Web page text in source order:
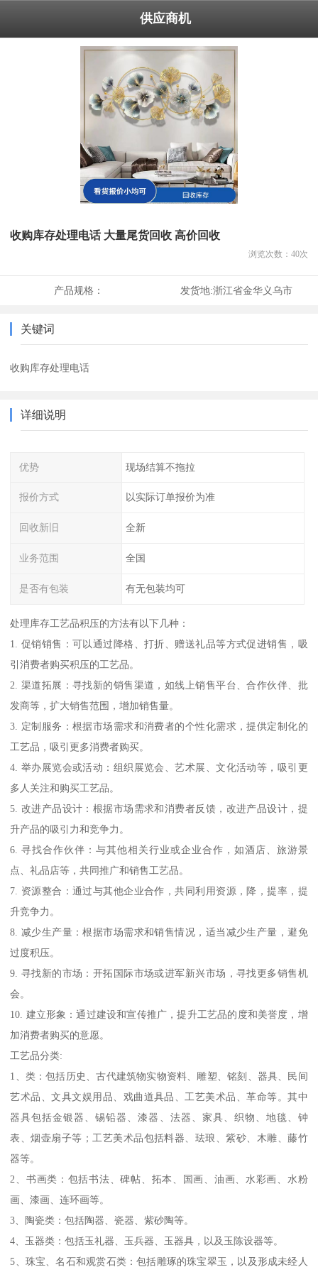
供应商机
收购库存处理电话 大量尾货回收 高价回收
浏览次数： 40次
产品规格： 发货地:浙江省金华义乌市
关键词
收购库存处理电话
详细说明
优势 现场结算不拖拉
报价方式 以实际订单报价为准
回收新旧 全新
业务范围 全国
是否有包装 有无包装均可
处理库存工艺品积压的方法有以下几种：
1. 促销销售：可以通过降格、打折、赠送礼品等方式促进销售，吸
引消费者购买积压的工艺品。
2. 渠道拓展：寻找新的销售渠道，如线上销售平台、合作伙伴、批
发商等，扩大销售范围，增加销售量。
3. 定制服务：根据市场需求和消费者的个性化需求，提供定制化的
工艺品，吸引更多消费者购买。
4. 举办展览会或活动：组织展览会、艺术展、文化活动等，吸引更
多人关注和购买工艺品。
5. 改进产品设计：根据市场需求和消费者反馈，改进产品设计，提
升产品的吸引力和竞争力。
6. 寻找合作伙伴：与其他相关行业或企业合作，如酒店、旅游景
点、礼品店等，共同推广和销售工艺品。
7. 资源整合：通过与其他企业合作，共同利用资源，降，提率，提
升竞争力。
8. 减少生产量：根据市场需求和销售情况，适当减少生产量，避免
过度积压。
9. 寻找新的市场：开拓国际市场或进军新兴市场，寻找更多销售机
会。
10. 建立形象：通过建设和宣传推广，提升工艺品的度和美誉度，增
加消费者购买的意愿。
工艺品分类:
1、类：包括历史、古代建筑物实物资料、雕塑、铭刻、器具、民间
艺术品、文具文娱用品、戏曲道具品、工艺美术品、革命等。其中
器具包括金银器、锡铅器、漆器、法器、家具、织物、地毯、钟
表、烟壶扇子等；工艺美术品包括料器、珐琅、紫砂、木雕、藤竹
器等。
2、书画类：包括书法、碑帖、拓本、国画、油画、水彩画、水粉
画、漆画、连环画等。
3、陶瓷类：包括陶器、瓷器、紫砂陶等。
4、玉器类：包括玉礼器、玉兵器、玉器具，以及玉陈设器等。
5、珠宝、名石和观赏石类：包括雕琢的珠宝翠玉，以及形成未经人